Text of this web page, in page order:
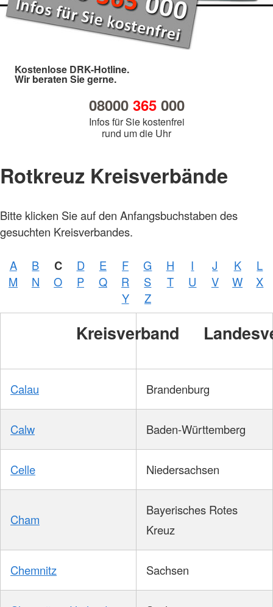
Kostenlose DRK-Hotline.
Wir beraten Sie gerne.
08000 365000
Infos für Sie kostenfrei
rund um die Uhr
Rotkreuz Kreisverbände
Bitte klicken Sie auf den Anfangsbuchstaben des
gesuchten Kreisverbandes.
A B C D E F G H I J K
L
M
N O P Q R S T U V W
X
Y
Z
Kreisverband
Calau Brandenburg
Calw Baden-Württemberg
Celle Niedersachsen
Cham
Bayerisches Rotes
Kreuz
Chemnitz Sachsen